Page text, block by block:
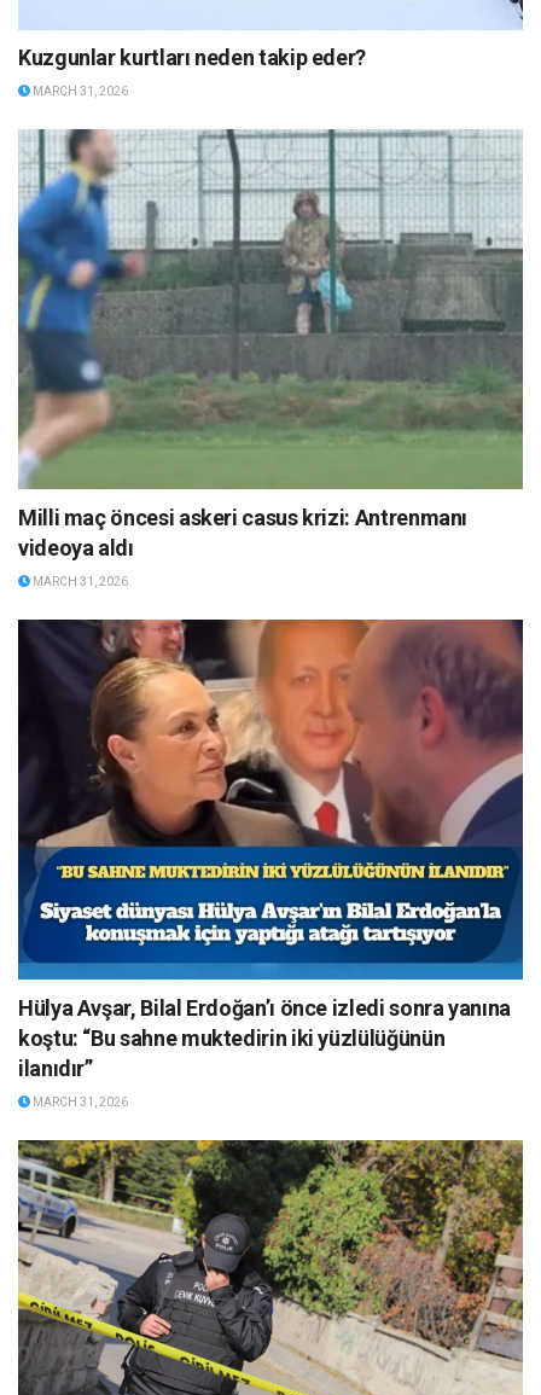
Kuzgunlar kurtları neden takip eder?
MARCH 31, 2026
Milli maç öncesi askeri casus krizi: Antrenmanı
videoya aldı
MARCH 31, 2026
Hülya Avşar, Bilal Erdoğan’ı önce izledi sonra yanına
koştu: “Bu sahne muktedirin iki yüzlülüğünün
ilanıdır”
MARCH 31, 2026